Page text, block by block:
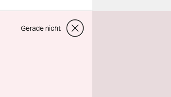
Gerade nicht